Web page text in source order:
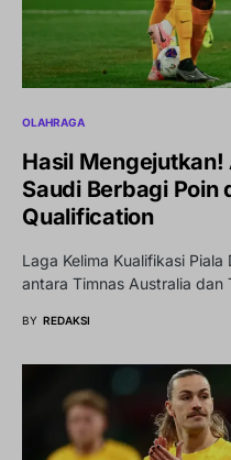
OLAHRAGA
Hasil
Saudi Berbagi Poin
Qualification
Laga Kelima Kualifikasi
antara Timnas Australia
BY REDAKSI